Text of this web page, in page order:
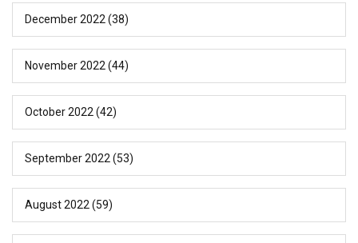
December 2022 (38)
November 2022 (44)
October 2022 (42)
September 2022 (53)
August 2022 (59)